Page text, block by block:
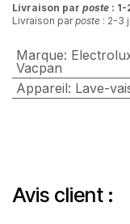
Livraison par poste :
Livraison parposte : 2-3
Marque:
Vacpan
Appareil: Lave-
Avis client :